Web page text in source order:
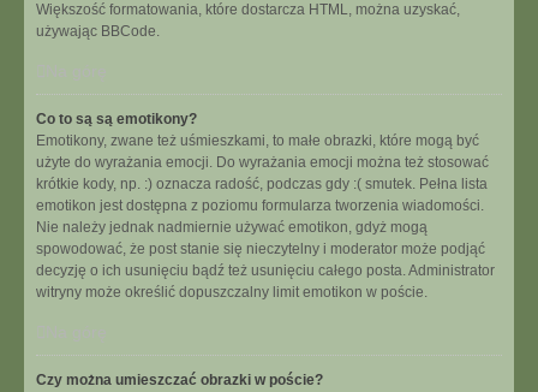
Większość formatowania, które dostarcza HTML, można uzyskać,
używając BBCode.
Co to są są emotikony?
Emotikony, zwane też uśmieszkami, to małe obrazki, które mogą być
użyte do wyrażania emocji. Do wyrażania emocji można też stosować
krótkie kody, np. :) oznacza radość, podczas gdy :( smutek. Pełna lista
emotikon jest dostępna z poziomu formularza tworzenia wiadomości.
Nie należy jednak nadmiernie używać emotikon, gdyż mogą
spowodować, że post stanie się nieczytelny i moderator może podjąć
decyzję o ich usunięciu bądź też usunięciu całego posta. Administrator
witryny może określić dopuszczalny limit emotikon w poście.
Czy można umieszczać obrazki w poście?